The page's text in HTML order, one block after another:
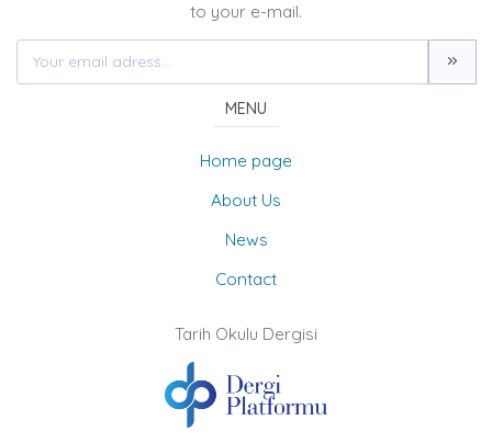
to your e-mail.
MENU
Home page
About Us
News
Contact
Tarih Okulu Dergisi